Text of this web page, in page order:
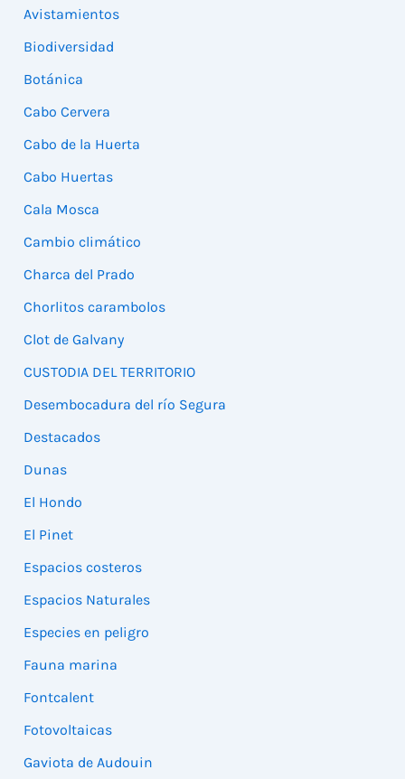
Avistamientos
Biodiversidad
Botánica
Cabo Cervera
Cabo de la Huerta
Cabo Huertas
Cala Mosca
Cambio climático
Charca del Prado
Chorlitos carambolos
Clot de Galvany
CUSTODIA DEL TERRITORIO
Desembocadura del río Segura
Destacados
Dunas
El Hondo
El Pinet
Espacios costeros
Espacios Naturales
Especies en peligro
Fauna marina
Fontcalent
Fotovoltaicas
Gaviota de Audouin